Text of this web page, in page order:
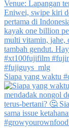
Siapa yang waktu